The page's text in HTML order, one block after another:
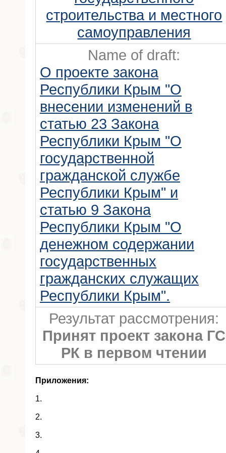
строительства и местного
самоуправления
Name of draft:
О проекте закона
Республики Крым "О
внесении изменений в
статью 23 Закона
Республики Крым "О
государственной
гражданской службе
Республики Крым" и
статью 9 Закона
Республики Крым "О
денежном содержании
государственных
гражданских служащих
Республики Крым".
Результат рассмотрения:
Принят проект закона ГС
РК в первом чтении
Приложения:
1.
2.
3.